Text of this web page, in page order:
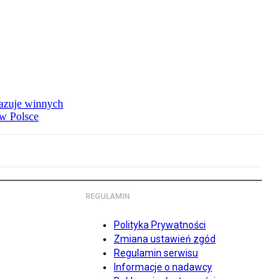
winnych
Polsce
REGULAMIN
Polityka Prywatności
Zmiana ustawień zgód
Regulamin serwisu
Informacje o nadawcy